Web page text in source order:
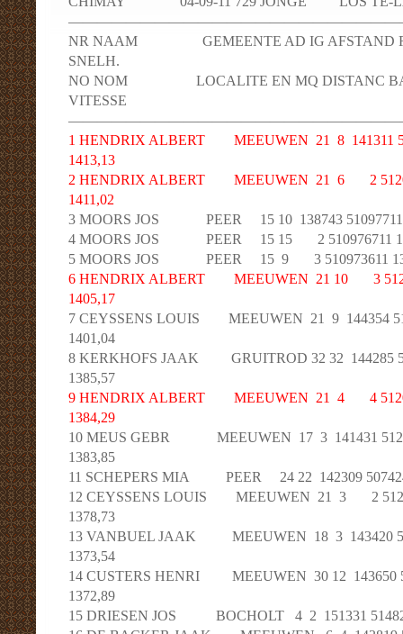
NR NAAM GEMEENTE AD IG AFSTAND
SNELH.
NO NOM LOCALITE EN MQ DISTANC
VITESSE
1 HENDRIX ALBERT MEEUWEN 21 8 141311
1413,13
2 HENDRIX ALBERT MEEUWEN 21 6 2
1411,02
3 MOORS JOS PEER 15 10 138743 510977111
4 MOORS JOS PEER 15 15 2 510976711
5 MOORS JOS PEER 15 9 3 510973611
6 HENDRIX ALBERT MEEUWEN 21 10 3
1405,17
7 CEYSSENS LOUIS MEEUWEN 21 9 144354
1401,04
8 KERKHOFS JAAK GRUITROD 32 32 144285
1385,57
9 HENDRIX ALBERT MEEUWEN 21 4 4
1384,29
10 MEUS GEBR MEEUWEN 17 3 141431
1383,85
11 SCHEPERS MIA PEER 24 22 142309
12 CEYSSENS LOUIS MEEUWEN 21 3 2
1378,73
13 VANBUEL JAAK MEEUWEN 18 3 143420
1373,54
14 CUSTERS HENRI MEEUWEN 30 12 143650
1372,89
15 DRIESEN JOS BOCHOLT 4 2 151331